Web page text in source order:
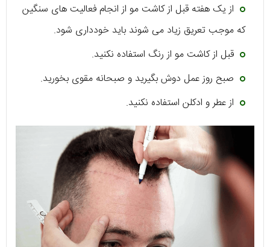
از یک هفته قبل از کاشت مو از انجام فعالیت های سنگین
که موجب تعریق زیاد می شوند باید خودداری شود.
قبل از کاشت مو از رنگ استفاده نکنید.
صبح روز عمل دوش بگیرید و صبحانه مقوی بخورید.
از عطر و ادکلن استفاده نکنید.